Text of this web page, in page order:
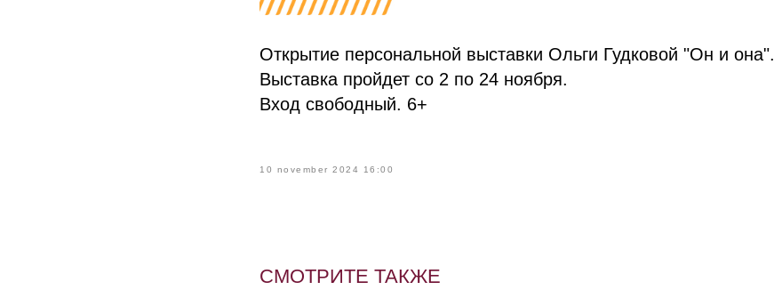
Открытие персональной выставки Ольги Гудковой "Он и она".
Выставка пройдет со 2 по 24 ноября.
Вход свободный. 6+
10 november 2024 16:00
СМОТРИТЕ ТАКЖЕ